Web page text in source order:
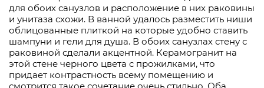
для обоих санузлов и расположение в них раковины
и унитаза схожи. В ванной удалось разместить ниши
облицованные плиткой на которые удобно ставить
шампуни и гели для душа. В обоих санузлах стену с
раковиной сделали акцентной. Керамогранит на
этой стене черного цвета с прожилками, что
придает контрастность всему помещению и